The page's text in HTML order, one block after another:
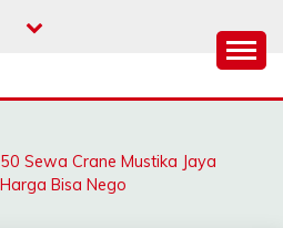
CRANE |
CRANE |
| SKYLIFT
Sewa Crane Mustika Jaya
Bisa Nego